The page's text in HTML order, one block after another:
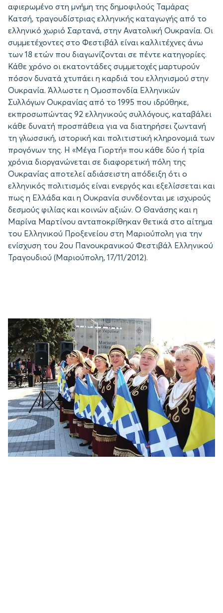
αφιερωμένο στη μνήμη της δημοφιλούς Ταμάρας
Κατσή, τραγουδίστριας ελληνικής καταγωγής από το
ελληνικό χωριό Σαρτανά, στην Ανατολική Ουκρανία. Οι
συμμετέχοντες στο Φεστιβάλ είναι καλλιτέχνες άνω
των 18 ετών που διαγωνίζονται σε πέντε κατηγορίες.
Κάθε χρόνο οι εκατοντάδες συμμετοχές μαρτυρούν
πόσον δυνατά χτυπάει η καρδιά του ελληνισμού στην
Ουκρανία. Άλλωστε η Ομοσπονδία Ελληνικών
Συλλόγων Ουκρανίας από το 1995 που ιδρύθηκε,
εκπροσωπώντας 92 ελληνικούς συλλόγους, καταβάλει
κάθε δυνατή προσπάθεια για να διατηρήσει ζωντανή
τη γλωσσική, ιστορική και πολιτιστική κληρονομιά των
προγόνων της. Η «Μέγα Γιορτή» που κάθε δύο ή τρία
χρόνια διοργανώνεται σε διαφορετική πόλη της
Ουκρανίας αποτελεί αδιάσειστη απόδειξη ότι ο
ελληνικός πολιτισμός είναι ενεργός και εξελίσσεται και
πως η Ελλάδα και η Ουκρανία συνδέονται με ισχυρούς
δεσμούς φιλίας και κοινών αξιών. Ο Θανάσης και η
Μαρίνα Μαρτίνου ανταποκρίθηκαν θετικά στο αίτημα
του Ελληνικού Προξενείου στη Μαριούπολη για την
ενίσχυση του 2oυ Πανουκρανικού Φεστιβάλ Ελληνικού
Τραγουδιού (Μαριούπολη, 17/11/2012).